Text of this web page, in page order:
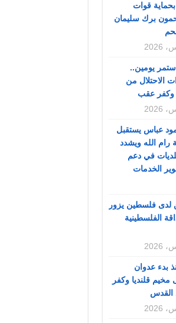
قوات
برك سليمان
يومين..
الاحتلال من
وكفر عقب
عباس يستقبل
رام الله ويشدد
في دعم
الخدمات
لدى فلسطين يزور
الفلسطينية
بدء عدوان
مخيم قلنديا وكفر